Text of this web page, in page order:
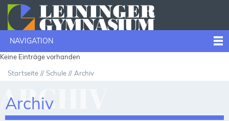
NAVIGATION
Keine Einträge vorhanden
Startseite Schule Archiv
Archiv